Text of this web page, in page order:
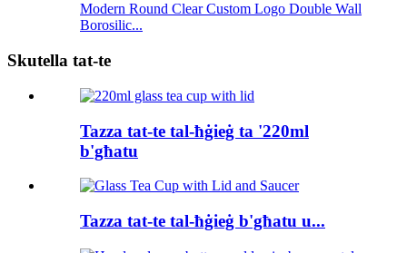
Modern Round Clear Custom Logo Double Wall
Borosilic...
Skutella tat-te
Tazza tat-te tal-ħġieġ ta '220ml
b'għatu
Tazza tat-te tal-ħġieġ b'għatu u...